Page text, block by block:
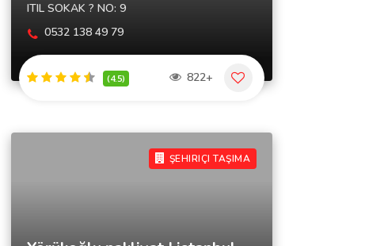
ITIL SOKAK ? NO: 9
0532 138 49 79
(4.5) 822+
ŞEHIRIÇI TAŞIMA